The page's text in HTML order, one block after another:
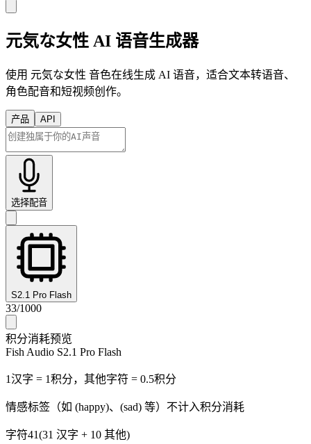
元気な女性 AI 语音生成器
使用 元気な女性 音色在线生成 AI 语音，适合文本转语音、
角色配音和短视频创作。
产品 API
选择配音
S2.1 Pro Flash
33/1000
积分消耗预览
Fish Audio S2.1 Pro Flash
1汉字 = 1积分，其他字符 = 0.5积分
情感标签（如 (happy)、(sad) 等）不计入积分消耗
字符41(31 汉字 + 10 其他)